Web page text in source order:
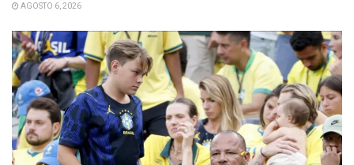
AGOSTO 6, 2026